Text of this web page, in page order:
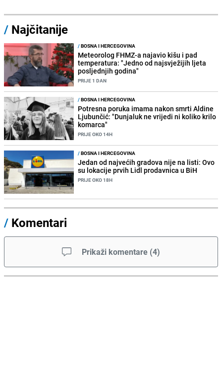
/ Najčitanije
/BOSNA I HERCEGOVINA
Meteorolog FHMZ-a najavio kišu i pad
temperatura: "Jedno od najsvježijih ljeta
posljednjih godina"
PRIJE 1 DAN
/BOSNA I HERCEGOVINA
Potresna poruka imama nakon smrti Aldine
Ljubunčić: "Dunjaluk ne vrijedi ni koliko krilo
komarca"
PRIJE OKO 14H
/BOSNA I HERCEGOVINA
Jedan od najvećih gradova nije na listi: Ovo
su lokacije prvih Lidl prodavnica u BiH
PRIJE OKO 18H
/ Komentari
Prikaži komentare (4)